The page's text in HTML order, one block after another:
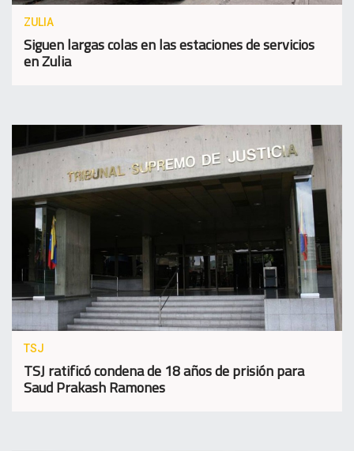
ZULIA
Siguen largas colas en las estaciones de servicios
en Zulia
TSJ
TSJ ratificó condena de 18 años de prisión para
Saud Prakash Ramones